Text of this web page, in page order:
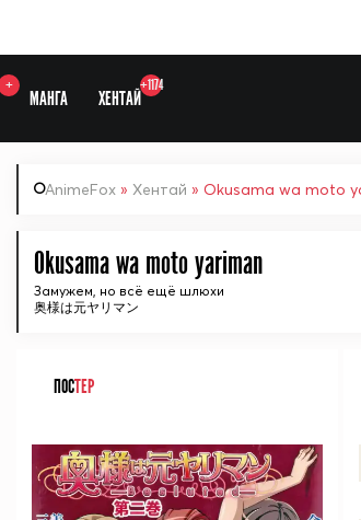
+
МАНГА ХЕНТАЙ
+1174
AnimeFox » Хентай » Okusama wa moto
Okusama wa moto yariman
Замужем, но всё ещё шлюхи
奥様は元ヤリマン
ПОСТЕР